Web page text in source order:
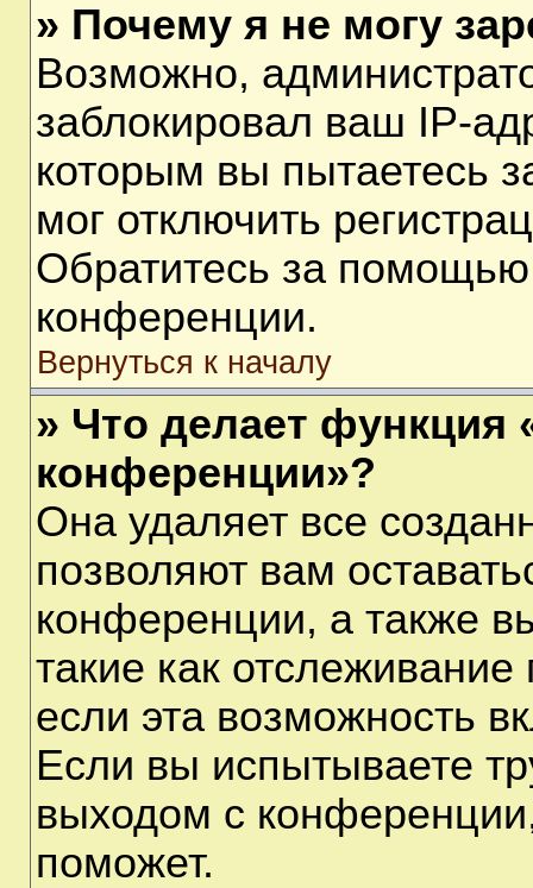
» Почему я не могу
Возможно,
заблокировал ваш IP-
которым вы пытаетесь
мог отключить
Обратитесь за помощью
конференции.
Вернуться к началу
» Что делает функция
конференции»?
Она удаляет все
позволяют вам
конференции, а также
такие как
если эта возможность
Если вы испытываете
выходом с
поможет.